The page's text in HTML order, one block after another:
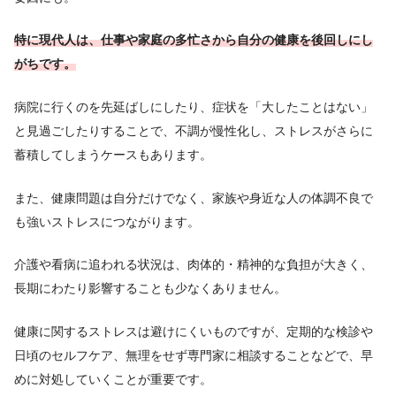
特に現代人は、仕事や家庭の多忙さから自分の健康を後回しにし
がちです。
病院に行くのを先延ばしにしたり、症状を「大したことはない」
と見過ごしたりすることで、不調が慢性化し、ストレスがさらに
蓄積してしまうケースもあります。
また、健康問題は自分だけでなく、家族や身近な人の体調不良で
も強いストレスにつながります。
介護や看病に追われる状況は、肉体的・精神的な負担が大きく、
長期にわたり影響することも少なくありません。
健康に関するストレスは避けにくいものですが、定期的な検診や
日頃のセルフケア、無理をせず専門家に相談することなどで、早
めに対処していくことが重要です。